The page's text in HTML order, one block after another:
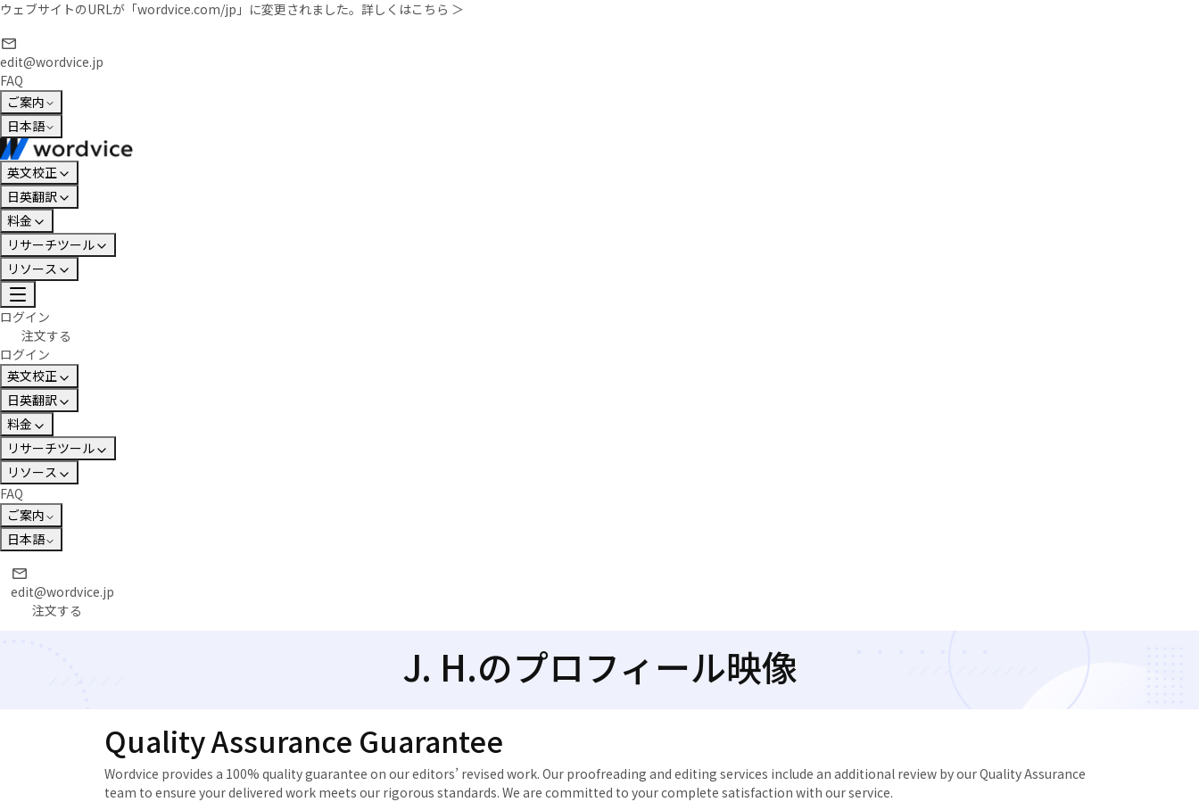
ウェブサイトのURLが「wordvice.com/jp」に変更されました。 詳しくはこちら ＞
edit@wordvice.jp
FAQ
ご案内
日本語
英文校正
日英翻訳
料金
リサーチツール
リソース
ログイン
注文する
ログイン
英文校正
日英翻訳
料金
リサーチツール
リソース
FAQ
ご案内
日本語
edit@wordvice.jp
注文する
J. H.のプロフィール映像
Quality Assurance Guarantee
Wordvice provides a 100% quality guarantee on our editors’ revised work. Our proofreading and editing services include an additional review by our Quality Assurance
team to ensure your delivered work meets our rigorous standards. We are committed to your complete satisfaction with our service.